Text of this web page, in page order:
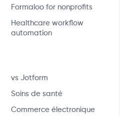
Formaloo for nonprofits
Healthcare workflow
automation
vs Jotform
Soins de santé
Commerce électronique